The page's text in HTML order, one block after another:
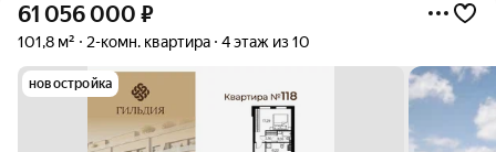
61 056 000 ₽
101,8 м² 2-комн. квартира 4 этаж из 10
новостройка